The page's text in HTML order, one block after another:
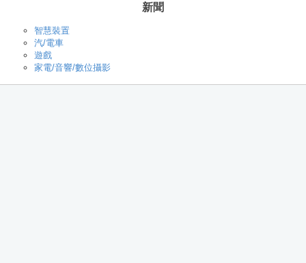
新聞
智慧裝置
汽/電車
遊戲
家電/音響/數位攝影